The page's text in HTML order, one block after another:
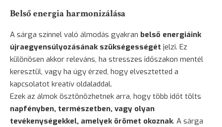
Belső energia harmonizálása
A sárga színnel való álmodás gyakran belső energiáink
újraegyensúlyozásának szükségességét jelzi. Ez
különösen akkor releváns, ha stresszes időszakon mentél
keresztül, vagy ha úgy érzed, hogy elvesztetted a
kapcsolatot kreatív oldaladdal.
Ezek az álmok ösztönözhetnek arra, hogy több időt tölts
napfényben, természetben, vagy olyan
tevékenységekkel, amelyek örömet okoznak. A sárga